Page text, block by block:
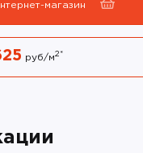
магазин
руб/м2 *